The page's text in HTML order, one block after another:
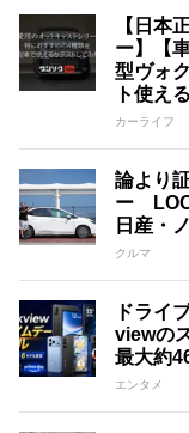
【日本
ー】【
型ヴォ
ト使え
カーライフ
論より
ー
日産・
クルマ
ドライ
viewの
最大約
エンタメ